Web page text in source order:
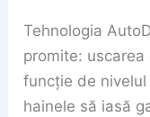
Tehnologia
promite:
funcție de
hainele să iasă